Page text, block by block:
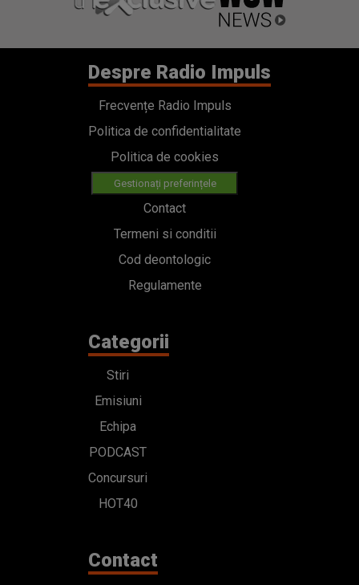
Despre Radio Impuls
Frecvențe Radio Impuls
Politica de confidentialitate
Politica de cookies
Gestionați preferințele
Contact
Termeni si conditii
Cod deontologic
Regulamente
Categorii
Stiri
Emisiuni
Echipa
PODCAST
Concursuri
HOT40
Contact